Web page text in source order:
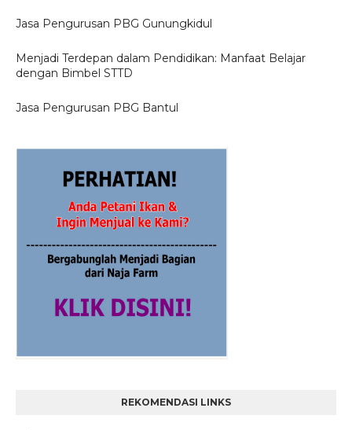
Jasa Pengurusan PBG Gunungkidul
Menjadi Terdepan dalam Pendidikan: Manfaat Belajar
dengan Bimbel STTD
Jasa Pengurusan PBG Bantul
REKOMENDASI LINKS